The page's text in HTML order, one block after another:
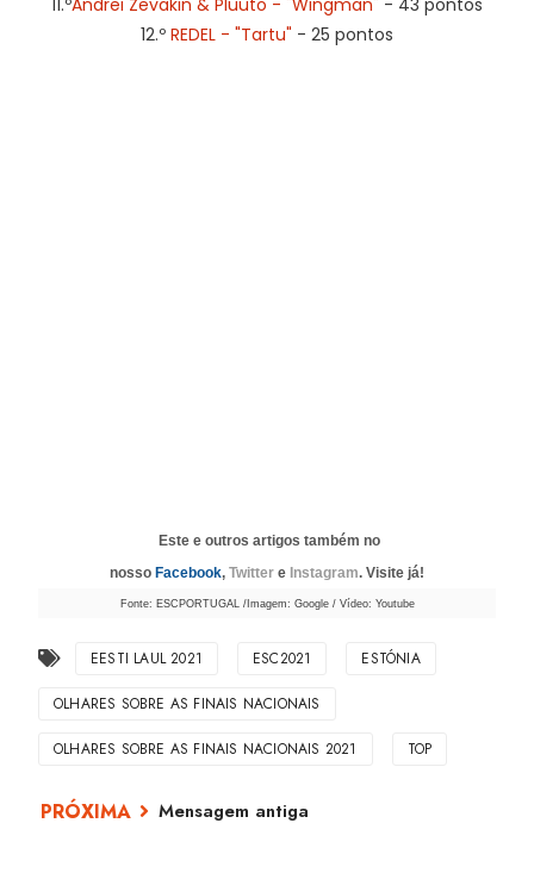
12.º REDEL - "Tartu" - 25 pontos
Este e outros artigos também no
nosso Facebook, Twitter e Instagram. Visite já!
Fonte: ESCPORTUGAL /Imagem: Google / Vídeo: Youtube
EESTI LAUL 2021 ESC2021 ESTÓNIA
OLHARES SOBRE AS FINAIS NACIONAIS
OLHARES SOBRE AS FINAIS NACIONAIS 2021 TOP
Mensagem antiga